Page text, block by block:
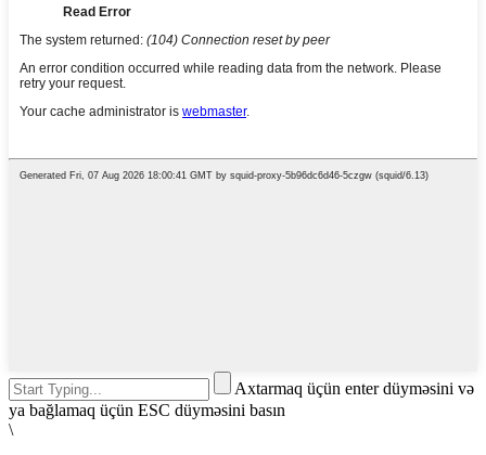
Axtarmaq üçün enter düyməsini və
ya bağlamaq üçün ESC düyməsini basın
\